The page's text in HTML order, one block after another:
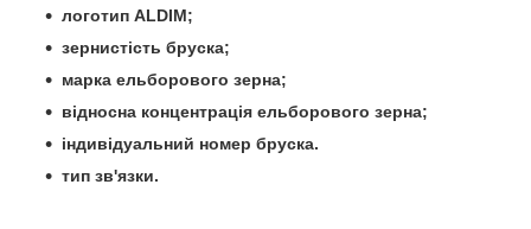
логотип ALDIM;
зернистість бруска;
марка ельборового зерна;
відносна концентрація ельборового зерна;
індивідуальний номер бруска.
тип зв'язки.